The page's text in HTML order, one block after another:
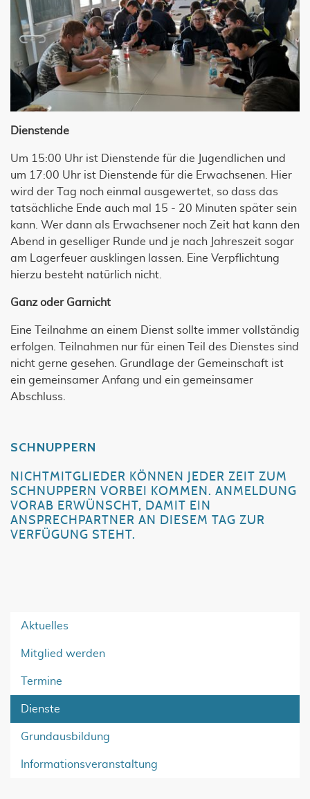
Dienstende
Um 15:00 Uhr ist Dienstende für die Jugendlichen und
um 17:00 Uhr ist Dienstende für die Erwachsenen. Hier
wird der Tag noch einmal ausgewertet, so dass das
tatsächliche Ende auch mal 15 - 20 Minuten später sein
kann. Wer dann als Erwachsener noch Zeit hat kann den
Abend in geselliger Runde und je nach Jahreszeit sogar
am Lagerfeuer ausklingen lassen. Eine Verpflichtung
hierzu besteht natürlich nicht.
Ganz oder Garnicht
Eine Teilnahme an einem Dienst sollte immer vollständig
erfolgen. Teilnahmen nur für einen Teil des Dienstes sind
nicht gerne gesehen. Grundlage der Gemeinschaft ist
ein gemeinsamer Anfang und ein gemeinsamer
Abschluss.
SCHNUPPERN
NICHTMITGLIEDER KÖNNEN JEDER ZEIT ZUM
SCHNUPPERN VORBEI KOMMEN. ANMELDUNG
VORAB ERWÜNSCHT, DAMIT EIN
ANSPRECHPARTNER AN DIESEM TAG ZUR
VERFÜGUNG STEHT.
Aktuelles
Mitglied werden
Termine
Dienste
Grundausbildung
Informationsveranstaltung